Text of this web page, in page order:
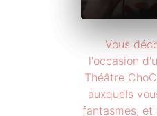
Vous
l'occasion
Théâtre
auxquels
fantasmes, et